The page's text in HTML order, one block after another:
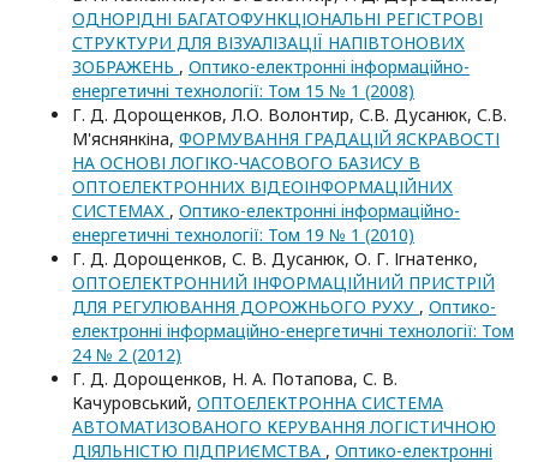
ОДНОРІДНІ БАГАТОФУНКЦІОНАЛЬНІ РЕГІСТРОВІ
СТРУКТУРИ ДЛЯ ВІЗУАЛІЗАЦІЇ НАПІВТОНОВИХ
ЗОБРАЖЕНЬ , Оптико-електроннi iнформацiйно-
енергетичнi технологiї: Том 15 № 1 (2008)
Г. Д. Дорощенков, Л.О. Волонтир, С.В. Дусанюк, С.В.
М'яснянкіна, ФОРМУВАННЯ ГРАДАЦІЙ ЯСКРАВОСТІ
НА ОСНОВІ ЛОГІКО-ЧАСОВОГО БАЗИСУ В
ОПТОЕЛЕКТРОННИХ ВІДЕОІНФОРМАЦІЙНИХ
СИСТЕМАХ , Оптико-електроннi iнформацiйно-
енергетичнi технологiї: Том 19 № 1 (2010)
Г. Д. Дорощенков, С. В. Дусанюк, О. Г. Ігнатенко,
ОПТОЕЛЕКТРОННИЙ ІНФОРМАЦІЙНИЙ ПРИСТРІЙ
ДЛЯ РЕГУЛЮВАННЯ ДОРОЖНЬОГО РУХУ , Оптико-
електроннi iнформацiйно-енергетичнi технологiї: Том
24 № 2 (2012)
Г. Д. Дорощенков, Н. А. Потапова, С. В.
Качуровський, ОПТОЕЛЕКТРОННА СИСТЕМА
АВТОМАТИЗОВАНОГО КЕРУВАННЯ ЛОГІСТИЧНОЮ
ДІЯЛЬНІСТЮ ПІДПРИЄМСТВА , Оптико-електроннi